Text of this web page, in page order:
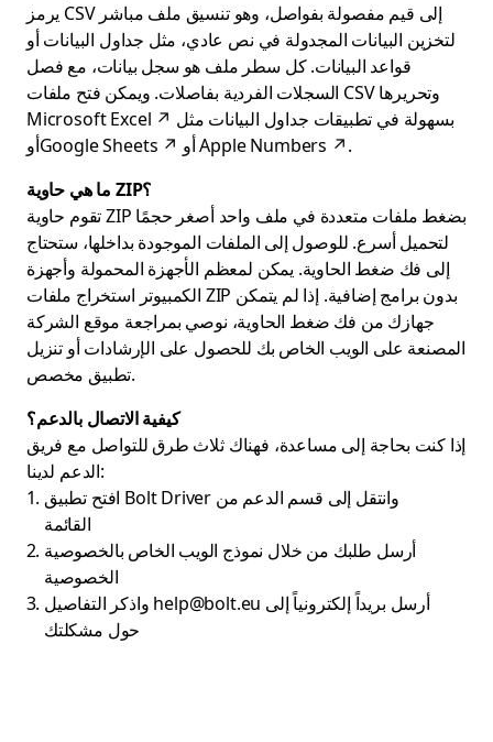
يرمز CSV إلى قيم مفصولة بفواصل، وهو تنسيق ملف مباشر
لتخزين البيانات المجدولة في نص عادي، مثل جداول البيانات أو
قواعد البيانات. كل سطر ملف هو سجل بيانات، مع فصل
السجلات الفردية بفاصلات. ويمكن فتح ملفات CSV وتحريرها
بسهولة في تطبيقات جداول البيانات مثل
Microsoft Excel ↗
أو
Google Sheets ↗ أوApple Numbers ↗.
ما هي حاوية ZIP؟
تقوم حاوية ZIP بضغط ملفات متعددة في ملف واحد أصغر حجمًا
لتحميل أسرع. للوصول إلى الملفات الموجودة بداخلها، ستحتاج
إلى فك ضغط الحاوية. يمكن لمعظم الأجهزة المحمولة وأجهزة
الكمبيوتر استخراج ملفات ZIP بدون برامج إضافية. إذا لم يتمكن
جهازك من فك ضغط الحاوية، نوصي بمراجعة موقع الشركة
المصنعة على الويب الخاص بك للحصول على الإرشادات أو تنزيل
تطبيق مخصص.
كيفية الاتصال بالدعم؟
إذا كنت بحاجة إلى مساعدة، فهناك ثلاث طرق للتواصل مع فريق
الدعم لدينا:
افتح تطبيق Bolt Driver وانتقل إلى قسم الدعم من
القائمة
أرسل طلبك من خلال نموذج الويب الخاص بالخصوصية
الخصوصية
أرسل بريداً إلكترونياً إلى help@bolt.eu واذكر التفاصيل
حول مشكلتك